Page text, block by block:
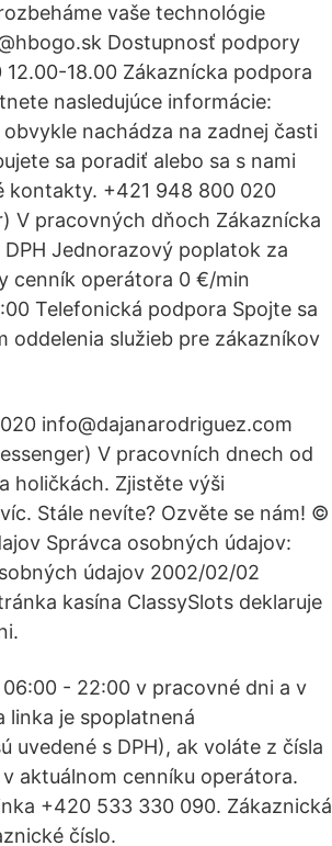
vaše technológie
Dostupnosť podpory
18.00 Zákaznícka podpora
nasledujúce informácie:
nachádza na zadnej časti
sa poradiť alebo sa s nami
kontakty. +421 948 800 020
V pracovných dňoch Zákaznícka
Jednorazový poplatok za
cenník operátora 0 €/min
Telefonická podpora Spojte sa
oddelenia služieb pre zákazníkov
info@dajanarodriguez.com
V pracovních dnech od
holičkách. Zjistěte výši
Stále nevíte? Ozvěte se nám! ©
Správca osobných údajov:
údajov 2002/02/02
kasína ClassySlots deklaruje
- 22:00 v pracovné dni a v
linka je spoplatnená
uvedené s DPH), ak voláte z čísla
aktuálnom cenníku operátora.
+420 533 330 090. Zákaznická
číslo.